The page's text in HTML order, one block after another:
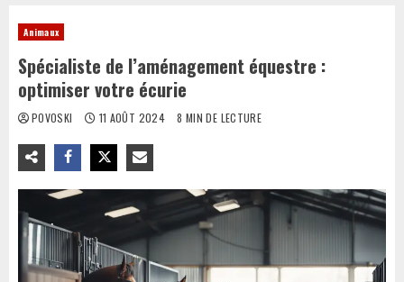
Animaux
Spécialiste de l’aménagement équestre :
optimiser votre écurie
POVOSKI 11 AOÛT 2024 8 MIN DE LECTURE